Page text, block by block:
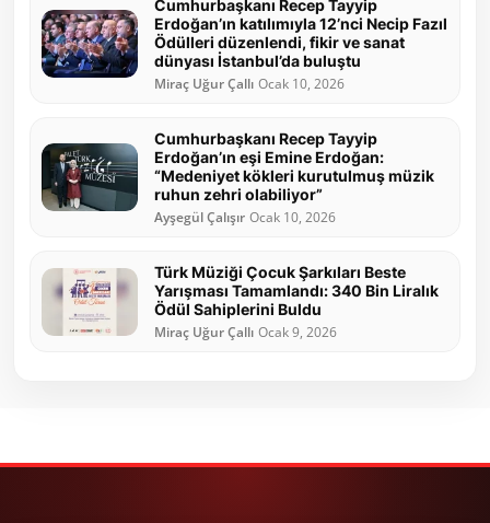
Cumhurbaşkanı Recep Tayyip
Erdoğan’ın katılımıyla 12’nci Necip Fazıl
Ödülleri düzenlendi, fikir ve sanat
dünyası İstanbul’da buluştu
Miraç Uğur Çallı Ocak 10, 2026
Cumhurbaşkanı Recep Tayyip
Erdoğan’ın eşi Emine Erdoğan:
“Medeniyet kökleri kurutulmuş müzik
ruhun zehri olabiliyor”
Ayşegül Çalışır Ocak 10, 2026
Türk Müziği Çocuk Şarkıları Beste
Yarışması Tamamlandı: 340 Bin Liralık
Ödül Sahiplerini Buldu
Miraç Uğur Çallı Ocak 9, 2026